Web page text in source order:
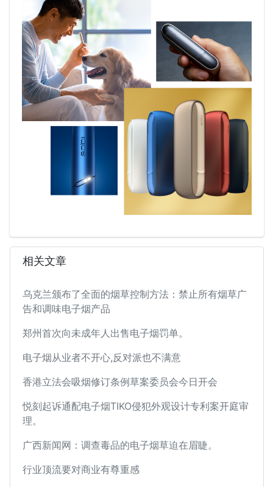
相关文章
乌克兰颁布了全面的烟草控制方法：禁止所有烟草广
告和调味电子烟产品
郑州首次向未成年人出售电子烟罚单。
电子烟从业者不开心,反对派也不满意
香港立法会吸烟修订条例草案委员会今日开会
悦刻起诉通配电子烟TIKO侵犯外观设计专利案开庭审
理。
广西新闻网：调查毒品的电子烟草迫在眉睫。
行业顶流要对商业有尊重感